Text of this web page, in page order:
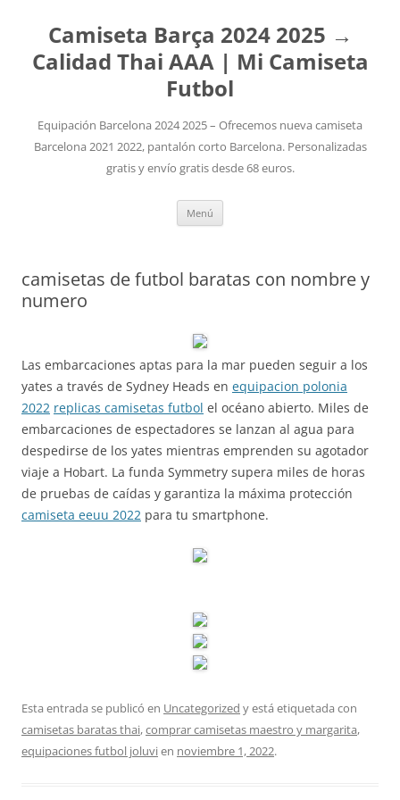
Camiseta Barça 2024 2025 →
Calidad Thai AAA | Mi Camiseta
Futbol
Equipación Barcelona 2024 2025 – Ofrecemos nueva camiseta
Barcelona 2021 2022, pantalón corto Barcelona. Personalizadas
gratis y envío gratis desde 68 euros.
Menú
camisetas de futbol baratas con nombre y
numero
Las embarcaciones aptas para la mar pueden seguir a los
yates a través de Sydney Heads en equipacion polonia
2022 replicas camisetas futbol el océano abierto. Miles de
embarcaciones de espectadores se lanzan al agua para
despedirse de los yates mientras emprenden su agotador
viaje a Hobart. La funda Symmetry supera miles de horas
de pruebas de caídas y garantiza la máxima protección
camiseta eeuu 2022 para tu smartphone.
Esta entrada se publicó en Uncategorized y está etiquetada con
camisetas baratas thai,comprar camisetas maestro y margarita,
equipaciones futbol joluvien noviembre 1, 2022.